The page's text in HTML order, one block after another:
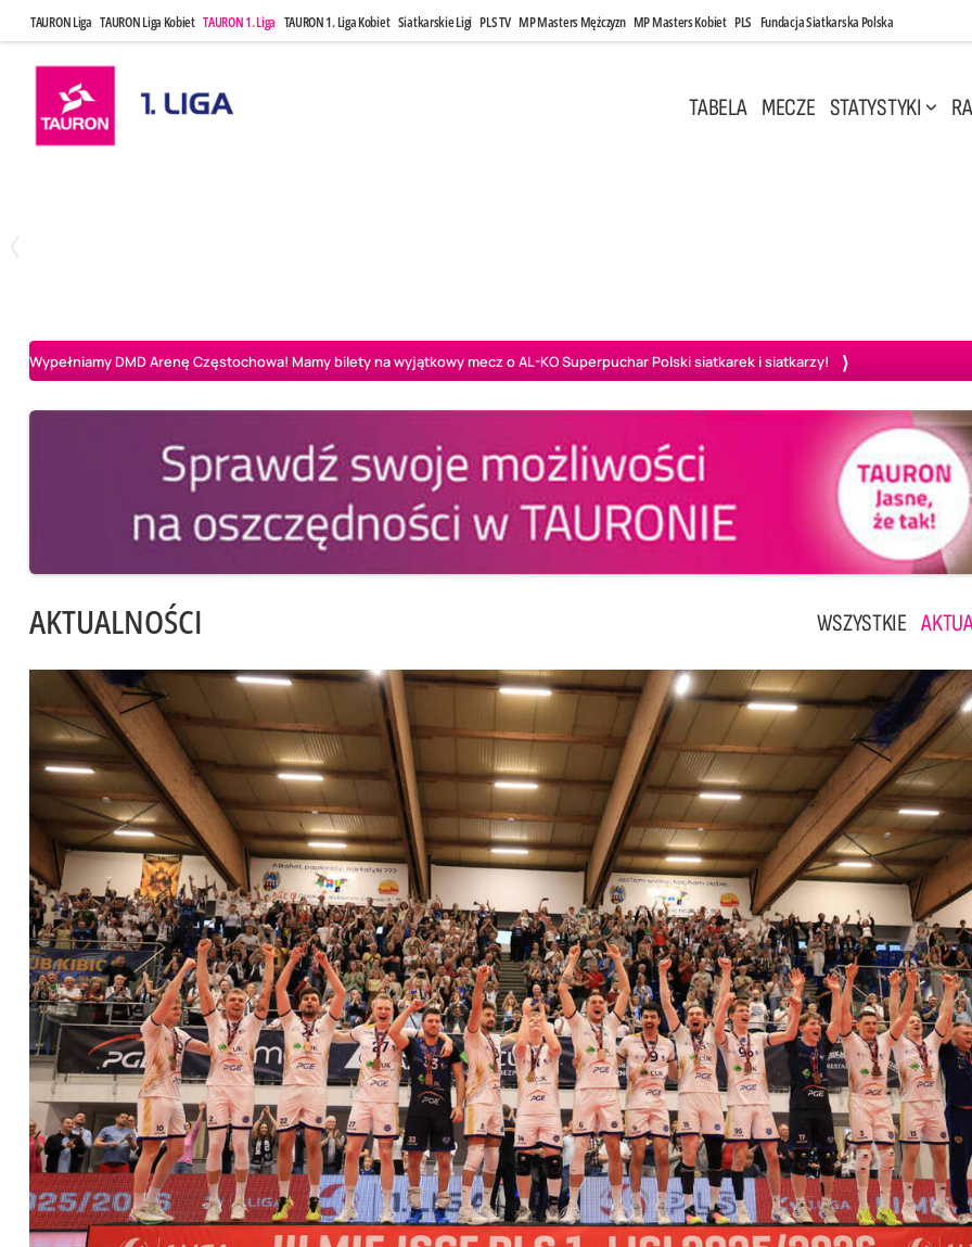
TAURON Liga TAURON Liga Kobiet TAURON 1. Liga TAURON 1. Liga Kobiet Siatkarskie Ligi PLS TV MP Masters Mężczyzn MP Masters Kobiet PLS Fundacja Siatkarska Polska
TABELA MECZE STATYSTYKI
Wypełniamy DMD Arenę Częstochowa! Mamy bilety na wyjątkowy mecz o AL-KO Superpuchar Polski siatkarek i siatkarzy!
AKTUALNOŚCI WSZYSTKIE